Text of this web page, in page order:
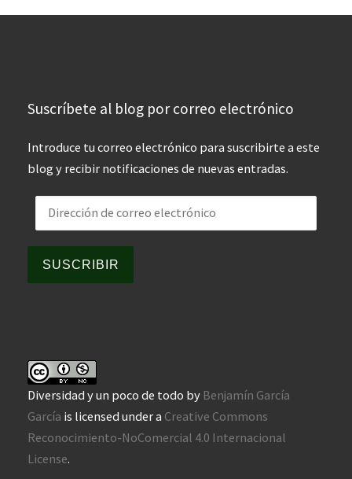
Suscríbete al blog por correo electrónico
Introduce tu correo electrónico para suscribirte a este
blog y recibir notificaciones de nuevas entradas.
Dirección de correo electrónico
SUSCRIBIR
Diversidad y un poco de todo by Benjamín García
García is licensed under a Creative Commons
Reconocimiento-NoComercial 4.0 Internacional
License.